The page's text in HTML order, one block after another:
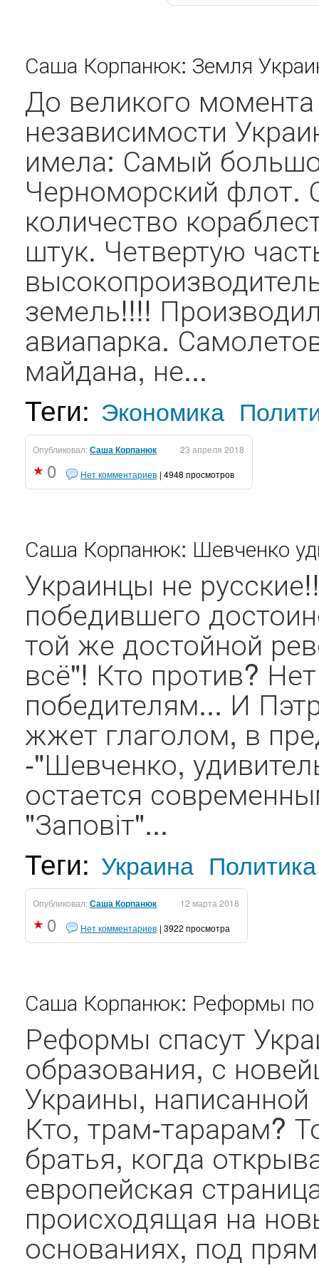
Саша Корпанюк: Земля
До великого
независимости
имела: Самый
Черноморский
количество
штук. Четвертую
земель!!!!
авиапарка.
майдана, не...
Теги: Экономика
Опубликовал:Саша Корпанюк 23 апреля 2018
0 Нет комментариев | 4948 просмотров
Саша Корпанюк: Шевченко
Украинцы не
победившего
той же достойной
всё"! Кто против?
победителям... И
жжет глаголом, в
-"Шевченко,
остается
"Заповіт"...
Теги: Украина Политика
Опубликовал:Саша Корпанюк 12 марта 2018
0 Нет комментариев | 3922 просмотра
Саша Корпанюк: Реформы по
Реформы спасут
образования, с
Украины,
Кто, трам-тарарам?
братья, когда
европейская
происходящая на
основаниях, под